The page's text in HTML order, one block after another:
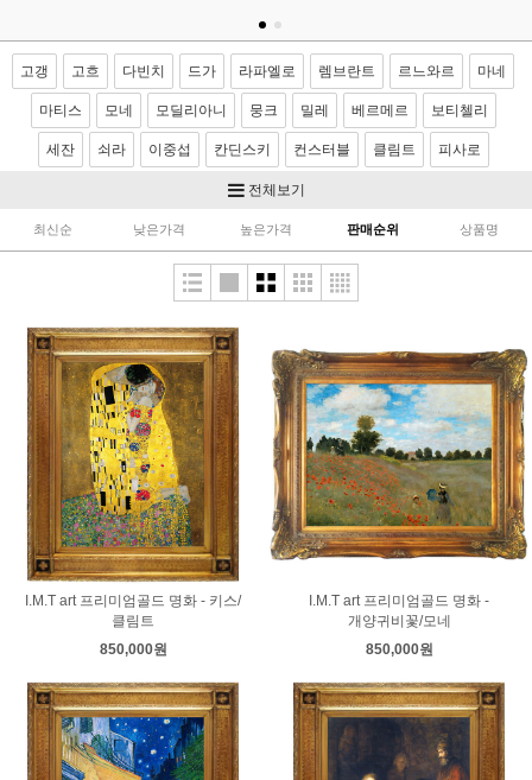
고갱 고흐 다빈치 드가 라파엘로 렘브란트 르느와르 마네
마티스 모네 모딜리아니 뭉크 밀레 베르메르 보티첼리
세잔 쇠라 이중섭 칸딘스키 컨스터블 클림트 피사로
기타 화가
전체보기
최신순 낮은가격 높은가격 판매순위 상품명
I.M.T art 프리미엄골드 명화 - 키스/
클림트
850,000원
I.M.T art 프리미엄골드 명화 -
개양귀비꽃/모네
850,000원